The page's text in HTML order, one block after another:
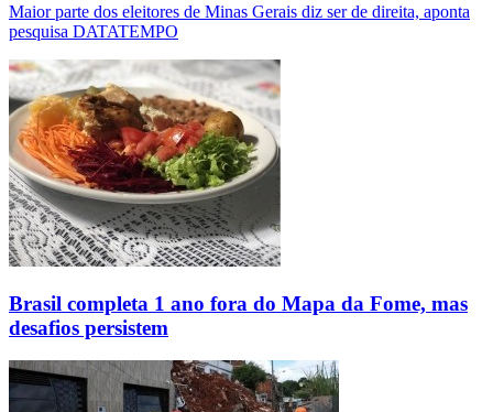
Maior parte dos eleitores de Minas Gerais diz ser de direita, aponta
pesquisa DATATEMPO
Brasil completa 1 ano fora do Mapa da Fome, mas
desafios persistem